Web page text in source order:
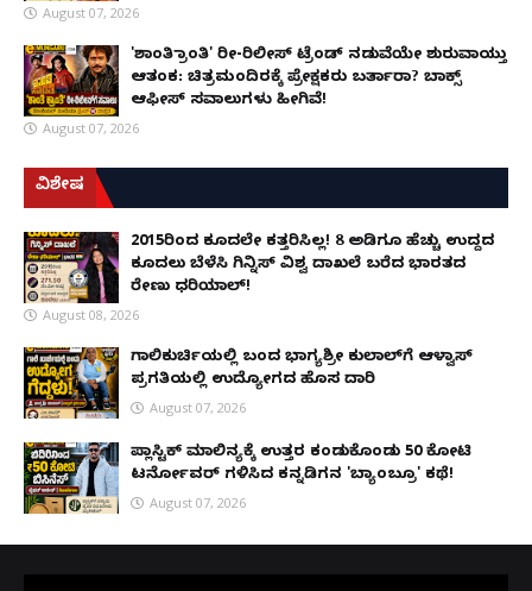
August 07, 2026
'ಶಾಂತಿ ಕ್ರಾಂತಿ' ರೀ-ರಿಲೀಸ್ ಟ್ರೆಂಡ್ ನಡುವೆಯೇ ಶುರುವಾಯ್ತು
ಆತಂಕ: ಚಿತ್ರಮಂದಿರಕ್ಕೆ ಪ್ರೇಕ್ಷಕರು ಬರ್ತಾರಾ? ಬಾಕ್ಸ್
ಆಫೀಸ್ ಸವಾಲುಗಳು ಹೀಗಿವೆ!
August 07, 2026
ವಿಶೇಷ
2015ರಿಂದ ಕೂದಲೇ ಕತ್ತರಿಸಿಲ್ಲ! 8 ಅಡಿಗೂ ಹೆಚ್ಚು ಉದ್ದದ
ಕೂದಲು ಬೆಳೆಸಿ ಗಿನ್ನಿಸ್ ವಿಶ್ವ ದಾಖಲೆ ಬರೆದ ಭಾರತದ
ರೇಣು ಧರಿಯಾಲ್!
August 08, 2026
ಗಾಲಿಕುರ್ಚಿಯಲ್ಲಿ ಬಂದ ಭಾಗ್ಯಶ್ರೀ ಕುಲಾಲ್‌ಗೆ ಆಳ್ವಾಸ್
ಪ್ರಗತಿಯಲ್ಲಿ ಉದ್ಯೋಗದ ಹೊಸ ದಾರಿ
August 07, 2026
ಪ್ಲಾಸ್ಟಿಕ್ ಮಾಲಿನ್ಯಕ್ಕೆ ಉತ್ತರ ಕಂಡುಕೊಂಡು ₹50 ಕೋಟಿ
ಟರ್ನೋವರ್ ಗಳಿಸಿದ ಕನ್ನಡಿಗನ 'ಬ್ಯಾಂಬ್ರೂ' ಕಥೆ!
August 07, 2026